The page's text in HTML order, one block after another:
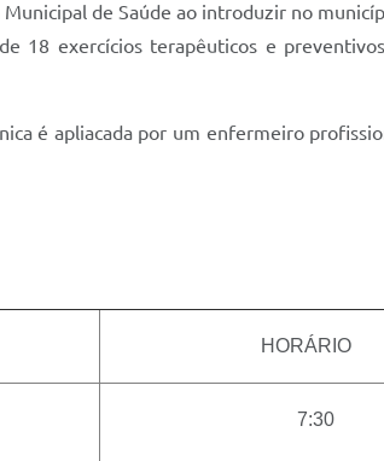
de Saúde ao introduzir no
18 exercícios terapêuticos e
é apliacada por um enfermeiro
HORÁRIO
7:30